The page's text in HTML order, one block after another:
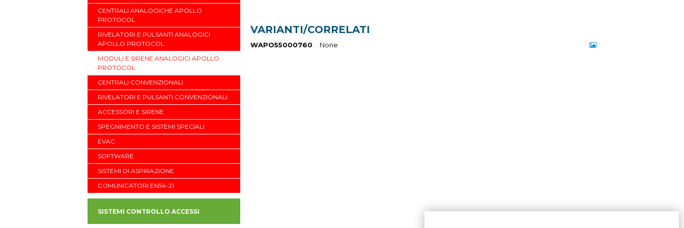
CENTRALI ANALOGICHE APOLLO
PROTOCOL
RIVELATORI E PULSANTI ANALOGICI
APOLLO PROTOCOL
MODULI E SIRENE ANALOGICI APOLLO
PROTOCOL
CENTRALI CONVENZIONALI
RIVELATORI E PULSANTI CONVENZIONALI
ACCESSORI E SIRENE
SPEGNIMENTO E SISTEMI SPECIALI
EVAC
SOFTWARE
SISTEMI DI ASPIRAZIONE
COMUNICATORI EN54-21
SISTEMI CONTROLLO ACCESSI
VARIANTI/CORRELATI
WAPO55000760 None